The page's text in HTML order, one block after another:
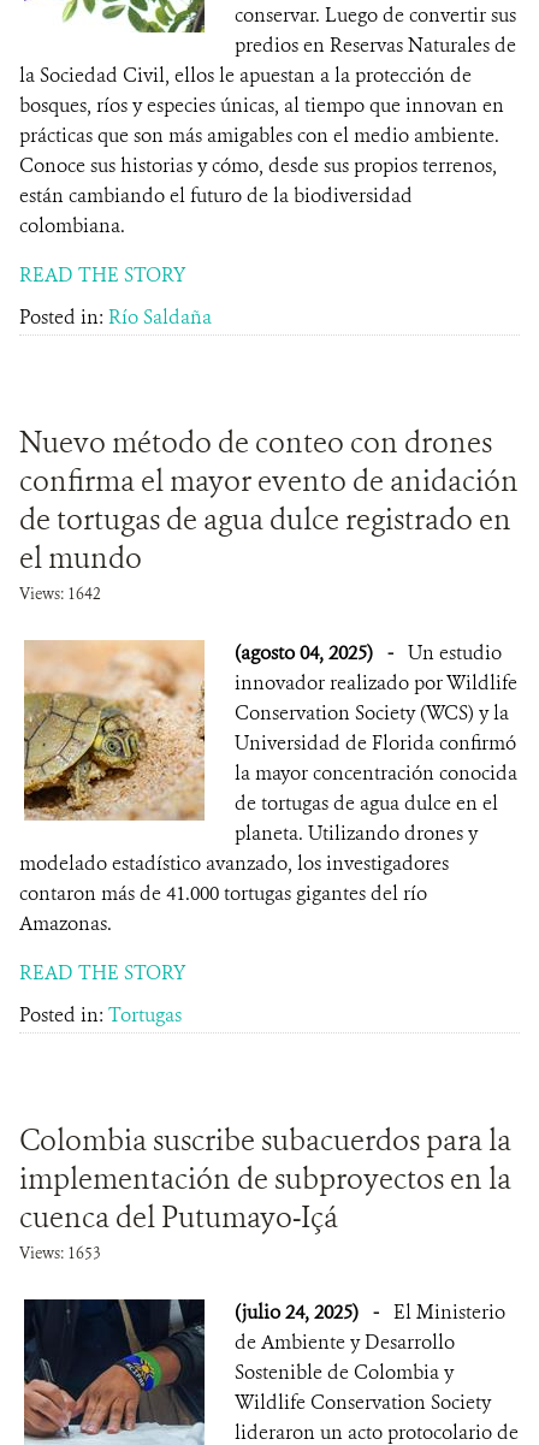
conservar. Luego de convertir sus
predios en Reservas Naturales de
la Sociedad Civil, ellos le apuestan a la protección de
bosques, ríos y especies únicas, al tiempo que innovan en
prácticas que son más amigables con el medio ambiente.
Conoce sus historias y cómo, desde sus propios terrenos,
están cambiando el futuro de la biodiversidad
colombiana.
READ THE STORY
Posted in: Río Saldaña
Nuevo método de conteo con drones
confirma el mayor evento de anidación
de tortugas de agua dulce registrado en
el mundo
Views: 1642
(agosto 04, 2025) - Un estudio
innovador realizado por Wildlife
Conservation Society (WCS) y la
Universidad de Florida confirmó
la mayor concentración conocida
de tortugas de agua dulce en el
planeta. Utilizando drones y
modelado estadístico avanzado, los investigadores
contaron más de 41.000 tortugas gigantes del río
Amazonas.
READ THE STORY
Posted in: Tortugas
Colombia suscribe subacuerdos para la
implementación de subproyectos en la
cuenca del Putumayo-Içá
Views: 1653
(julio 24, 2025) - El Ministerio
de Ambiente y Desarrollo
Sostenible de Colombia y
Wildlife Conservation Society
lideraron un acto protocolario de